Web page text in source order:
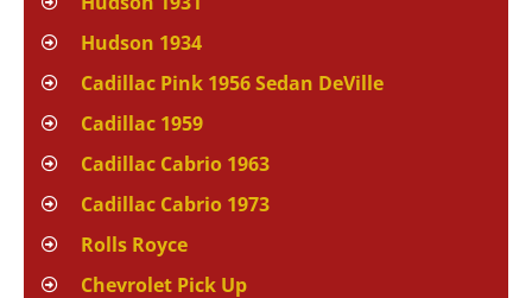
Hudson 1934
Cadillac Pink 1956 Sedan DeVille
Cadillac 1959
Cadillac Cabrio 1963
Cadillac Cabrio 1973
Rolls Royce
Chevrolet Pick Up